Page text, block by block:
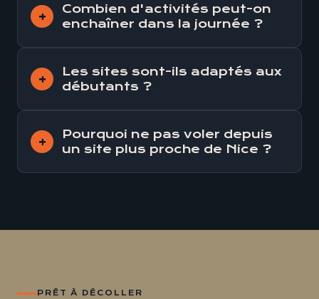
Combien d'activités peut-on
enchaîner dans la journée ?
Les sites sont-ils adaptés aux
débutants ?
Pourquoi ne pas voler depuis
un site plus proche de Nice ?
PRÊT À DÉCOLLER